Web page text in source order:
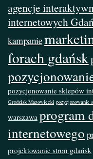
agencje
internetowych
kampanie
forach gdańsk
pozycjonowanie sklepów
Grodzisk Mazowiecki pozycjonowanie
warszawa program
internetowego
projektowanie stron gdańsk